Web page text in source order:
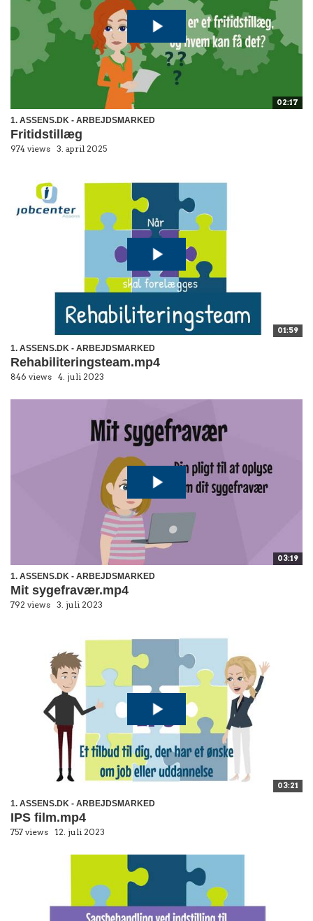
02:17
1. ASSENS.DK - ARBEJDSMARKED
Fritidstillæg
974 views 3. april 2025
01:59
1. ASSENS.DK - ARBEJDSMARKED
Rehabiliteringsteam.mp4
846 views 4. juli 2023
03:19
1. ASSENS.DK - ARBEJDSMARKED
Mit sygefravær.mp4
792 views 3. juli 2023
03:21
1. ASSENS.DK - ARBEJDSMARKED
IPS film.mp4
757 views 12. juli 2023